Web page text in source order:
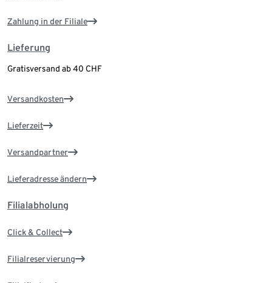
Zahlung in der Filiale
Lieferung
Gratisversand ab 40 CHF
Versandkosten
Lieferzeit
Versandpartner
Lieferadresse ändern
Filialabholung
Click & Collect
Filialreservierung